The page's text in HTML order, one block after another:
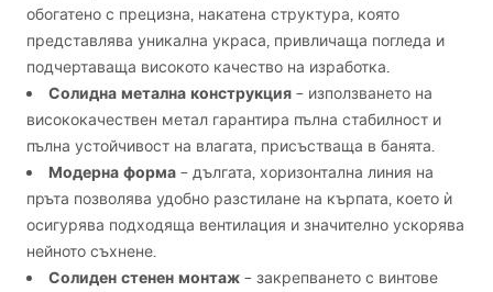
обогатено с прецизна, накатена структура, която
представлява уникална украса, привличаща погледа и
подчертаваща високото качество на изработка.
Солидна метална конструкция – използването на
висококачествен метал гарантира пълна стабилност и
пълна устойчивост на влагата, присъстваща в банята.
Модерна форма – дългата, хоризонтална линия на
пръта позволява удобно разстилане на кърпата, което ѝ
осигурява подходяща вентилация и значително ускорява
нейното съхнене.
Солиден стенен монтаж – закрепването с винтове